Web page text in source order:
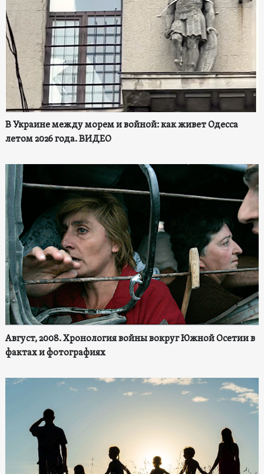
В Украине между морем и войной: как живет Одесса
летом 2026 года. ВИДЕО
Август, 2008. Хронология войны вокруг Южной Осетии в
фактах и фотографиях